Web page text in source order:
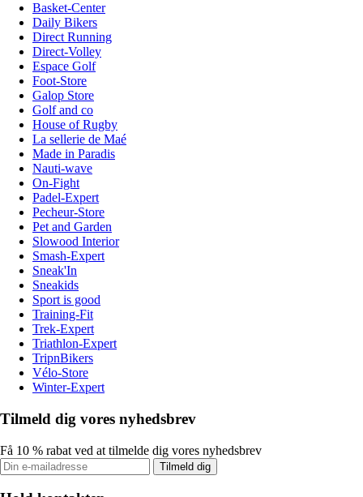
Basket-Center
Daily Bikers
Direct Running
Direct-Volley
Espace Golf
Foot-Store
Galop Store
Golf and co
House of Rugby
La sellerie de Maé
Made in Paradis
Nauti-wave
On-Fight
Padel-Expert
Pecheur-Store
Pet and Garden
Slowood Interior
Smash-Expert
Sneak'In
Sneakids
Sport is good
Training-Fit
Trek-Expert
Triathlon-Expert
TripnBikers
Vélo-Store
Winter-Expert
Tilmeld dig vores nyhedsbrev
Få 10 % rabat ved at tilmelde dig vores nyhedsbrev
Tilmeld dig